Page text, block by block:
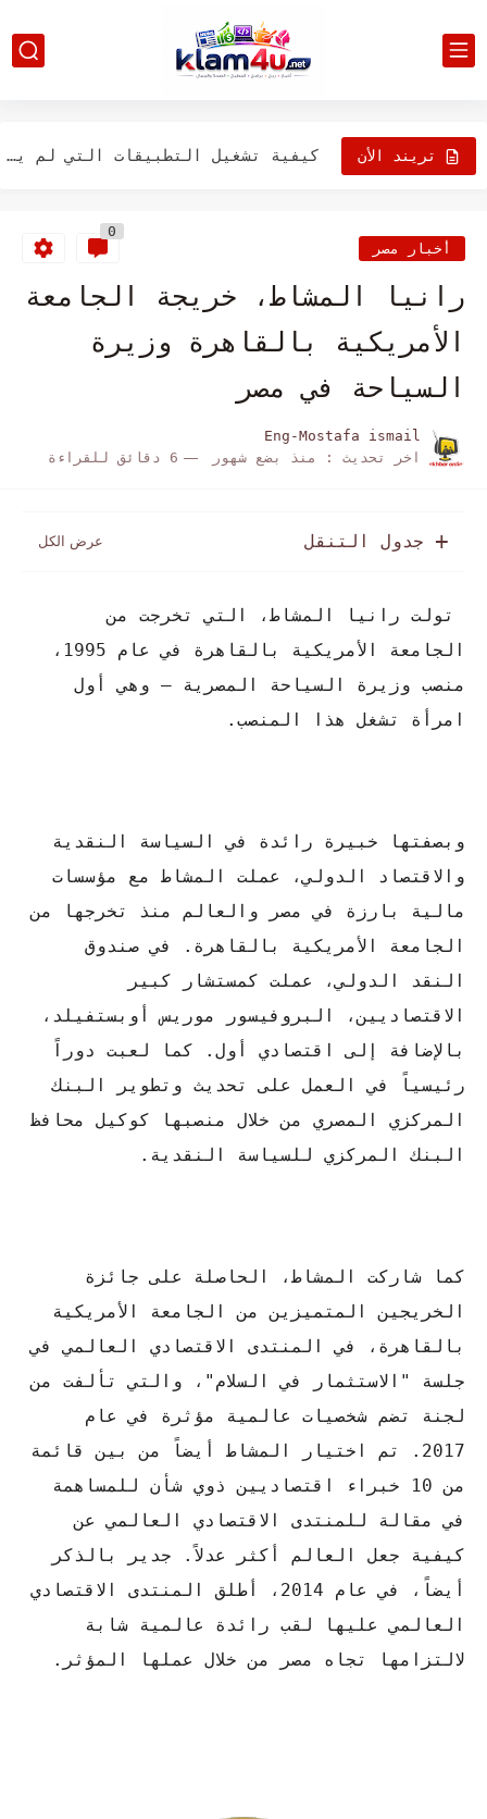
تريند الأن
9 أشياء يجب القيام بها اذا اردت بيع جهاز ماك
كيفية تشغيل التطبيقات التي لم يتم التحقق منها على نظام...
أخبار مصر
0
رانيا المشاط، خريجة الجامعة
الأمريكية بالقاهرة وزيرة
السياحة في مصر
Eng-Mostafa ismail
اخر تحديث :
منذ بضع شهور 6 دقائق للقراءة
جدول التنقل
تولت رانيا المشاط، التي تخرجت من
الجامعة الأمريكية بالقاهرة في عام 1995،
منصب وزيرة السياحة المصرية – وهي أول
امرأة تشغل هذا المنصب.
وبصفتها خبيرة رائدة في السياسة النقدية
والاقتصاد الدولي، عملت المشاط مع مؤسسات
مالية بارزة في مصر والعالم منذ تخرجها من
الجامعة الأمريكية بالقاهرة. في صندوق
النقد الدولي، عملت كمستشار كبير
الاقتصاديين، البروفيسور موريس أوبستفيلد،
بالإضافة إلى اقتصادي أول. كما لعبت دوراً
رئيسياً في العمل على تحديث وتطوير البنك
المركزي المصري من خلال منصبها كوكيل محافظ
البنك المركزي للسياسة النقدية.
كما شاركت المشاط، الحاصلة على جائزة
الخريجين المتميزين من الجامعة الأمريكية
بالقاهرة، في المنتدى الاقتصادي العالمي في
جلسة "الاستثمار في السلام"، والتي تألفت من
لجنة تضم شخصيات عالمية مؤثرة في عام
2017. تم اختيار المشاط أيضاً من بين قائمة
من 10 خبراء اقتصاديين ذوي شأن للمساهمة
في مقالة للمنتدى الاقتصادي العالمي عن
كيفية جعل العالم أكثر عدلاً. جدير بالذكر
أيضاً، في عام 2014، أطلق المنتدى الاقتصادي
العالمي عليها لقب رائدة عالمية شابة
لالتزامها تجاه مصر من خلال عملها المؤثر.